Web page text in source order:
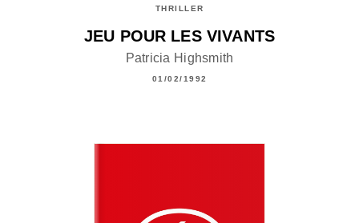
THRILLER
JEU POUR LES VIVANTS
Patricia Highsmith
01/02/1992